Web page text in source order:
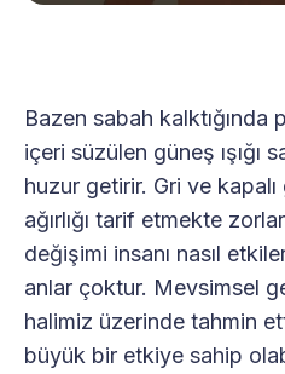
Bazen sabah kalktığında
içeri süzülen güneş ışığı
huzur getirir. Gri ve
ağırlığı tarif etmekte
değişimi insanı nasıl
anlar çoktur. Mevsimsel
halimiz üzerinde tahmin
büyük bir etkiye sahip